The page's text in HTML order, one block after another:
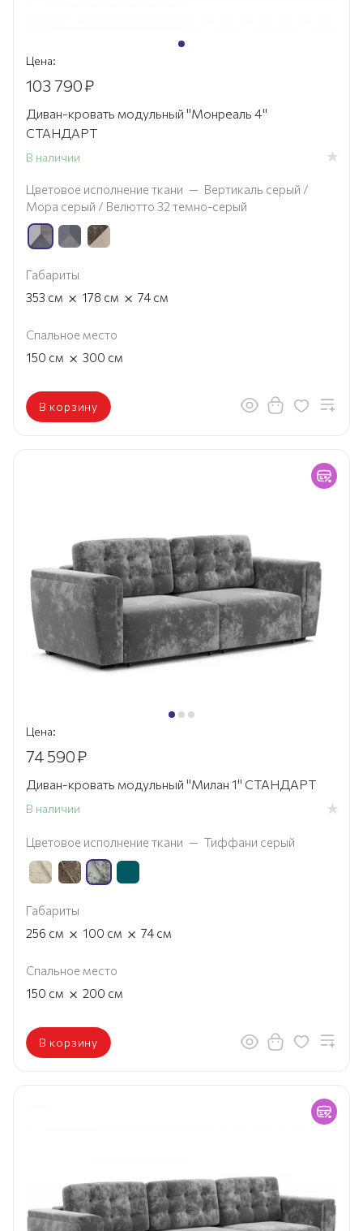
Цена:
103 790₽
Диван-кровать модульный "Монреаль 4"
СТАНДАРТ
В наличии
Цветовое исполнение ткани — Вертикаль серый /
Мора серый / Велютто 32 темно-серый
Габариты
353 см × 178 см × 74 см
Спальное место
150 см × 300 см
В корзину
Цена:
74 590₽
Диван-кровать модульный "Милан 1" СТАНДАРТ
В наличии
Цветовое исполнение ткани — Тиффани серый
Габариты
256 см × 100 см × 74 см
Спальное место
150 см × 200 см
В корзину